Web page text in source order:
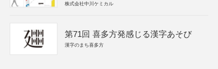
株式会社中川ケミカル
第71回 喜多方発感じる漢字あそび
漢字のまち喜多方